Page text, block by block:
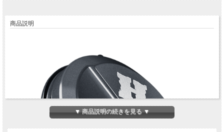
商品説明
▼ 商品説明の続きを見る ▼